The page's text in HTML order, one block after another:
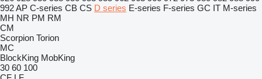
992AP C-series CB CS D series E-series F-series GC IT M-series
MH NR PM RM
CM
Scorpion Torion
MC
BlockKing MobKing
30 60 100